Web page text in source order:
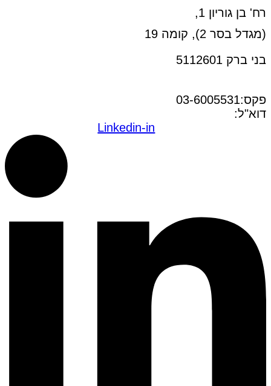
רח' בן גוריון 1,
(מגדל בסר 2), קומה 19
בני ברק 5112601
פקס:03-6005531
דוא"ל:
Linkedin-in